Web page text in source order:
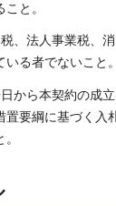
と。
、法人事業税、
る者でないこと。
から本契約の成
置要綱に基づく入